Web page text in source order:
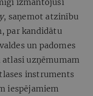
, saņemot atzinību
par kandidātu
un padomes
uzņēmumam
instruments
iespējamiem